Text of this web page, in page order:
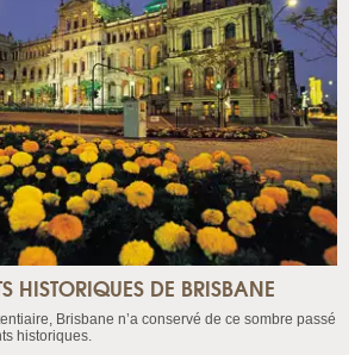
HISTORIQUES DE BRISBANE
Brisbane n’a conservé de ce sombre passé
historiques.